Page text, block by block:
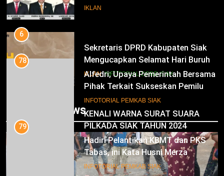
Pendidikan Nasional
IKLAN
6
Sekretaris DPRD Kabupaten Siak
Mengucapkan Selamat Hari Buruh
IKLAN INFOTORIAL DPRD SIAK
KENALI WARNA SURAT SUARA
PILKADA SIAK TAHUN 2024
IKLAN
Trending News
78
Alfedri; Upaya Pemerintah Bersama
Pihak Terkait Sukseskan Pemilu
2024
INFOTORIAL PEMKAB SIAK
79
Hadiri Pelantikan KBMT dan PKS
Tabas, ini Kata Husni Merza
INFOTORIAL PEMKAB SIAK